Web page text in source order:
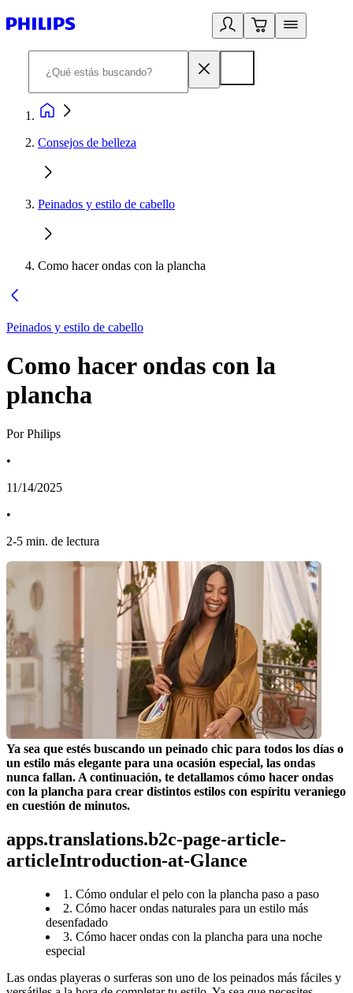
Consejos de belleza
Peinados y estilo de cabello
Como hacer ondas con la plancha
Peinados y estilo de cabello
Como hacer ondas con la
plancha
Por Philips
•
11/14/2025
•
2-5 min. de lectura
Ya sea que estés buscando un peinado chic para todos los días o
un estilo más elegante para una ocasión especial, las ondas
nunca fallan. A continuación, te detallamos cómo hacer ondas
con la plancha para crear distintos estilos con espíritu veraniego
en cuestión de minutos.
apps.translations.b2c-page-article-
articleIntroduction-at-Glance
1. Cómo ondular el pelo con la plancha paso a paso
2. Cómo hacer ondas naturales para un estilo más
desenfadado
3. Cómo hacer ondas con la plancha para una noche
especial
Las ondas playeras o surferas son uno de los peinados más fáciles y